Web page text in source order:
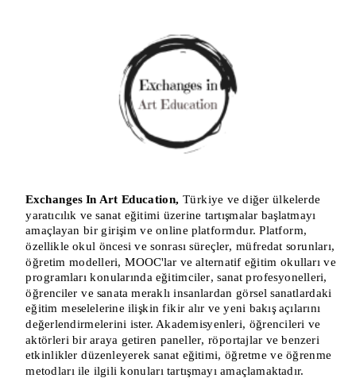
Exchanges In Art Education, Türkiye ve diğer ülkelerde
yaratıcılık ve sanat eğitimi üzerine tartışmalar başlatmayı
amaçlayan bir girişim ve online platformdur. Platform,
özellikle okul öncesi ve sonrası süreçler, müfredat sorunları,
öğretim modelleri, MOOC'lar ve alternatif eğitim okulları ve
programları konularında eğitimciler, sanat profesyonelleri,
öğrenciler ve sanata meraklı insanlardan görsel sanatlardaki
eğitim meselelerine ilişkin fikir alır ve yeni bakış açılarını
değerlendirmelerini ister. Akademisyenleri, öğrencileri ve
aktörleri bir araya getiren paneller, röportajlar ve benzeri
etkinlikler düzenleyerek sanat eğitimi, öğretme ve öğrenme
metodları ile ilgili konuları tartışmayı amaçlamaktadır.